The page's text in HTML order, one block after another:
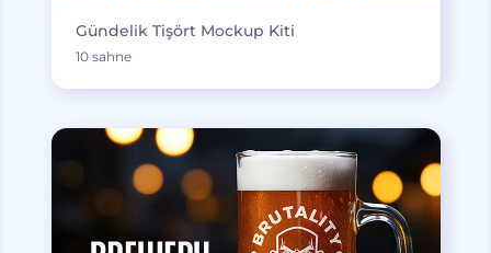
Gündelik Tişört Mockup Kiti
10 sahne